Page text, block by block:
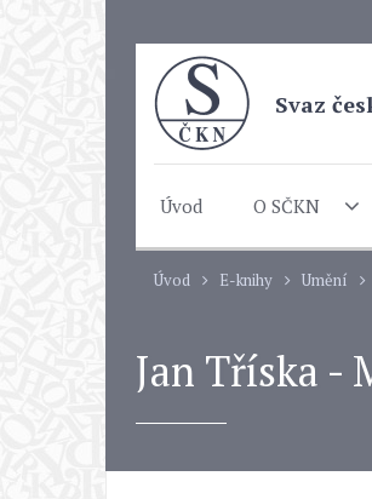
Svaz
Úvod O SČKN
Úvod E-knihy Umění
Jan Tříska -